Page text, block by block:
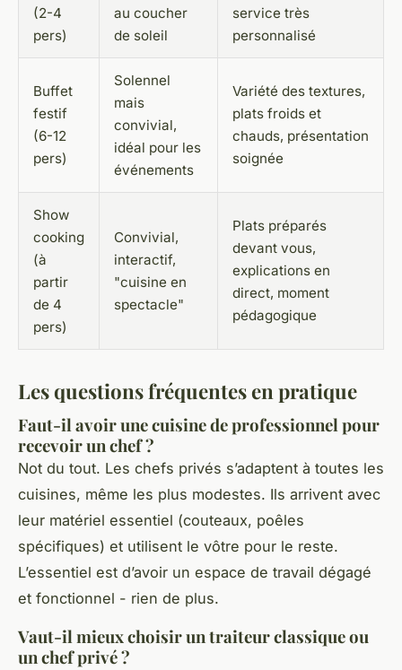
(2-4
pers)
au coucher
de soleil
service très
personnalisé
Buffet
festif
(6-12
pers)
Solennel
mais
convivial,
idéal pour les
événements
Variété des textures,
plats froids et
chauds, présentation
soignée
Show
cooking
(à
partir
de 4
pers)
Convivial,
interactif,
"cuisine en
spectacle"
Plats préparés
devant vous,
explications en
direct, moment
pédagogique
Les questions fréquentes en pratique
Faut-il avoir une cuisine de professionnel pour
recevoir un chef ?
Not du tout. Les chefs privés s’adaptent à toutes les
cuisines, même les plus modestes. Ils arrivent avec
leur matériel essentiel (couteaux, poêles
spécifiques) et utilisent le vôtre pour le reste.
L’essentiel est d’avoir un espace de travail dégagé
et fonctionnel - rien de plus.
Vaut-il mieux choisir un traiteur classique ou
un chef privé ?